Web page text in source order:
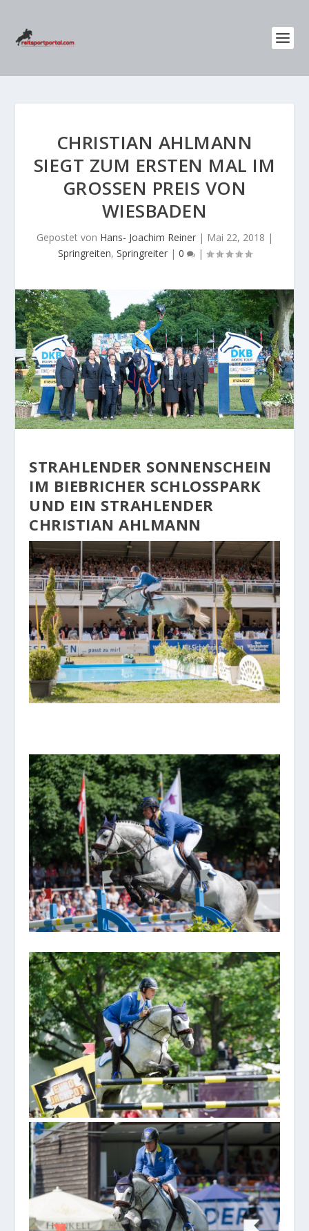
CHRISTIAN AHLMANN
SIEGT ZUM ERSTEN MAL IM
GROSSEN PREIS VON W
IESBADEN
Gepostet von Hans- Joachim Reiner| Mai 22, 2018 |
Springreiten, Springreiter| 0 |
STRAHLENDER SONNENSCHEIN
IM BIEBRICHER SCHLOSSPARK
UND EIN STRAHLENDER
CHRISTIAN AHLMANN